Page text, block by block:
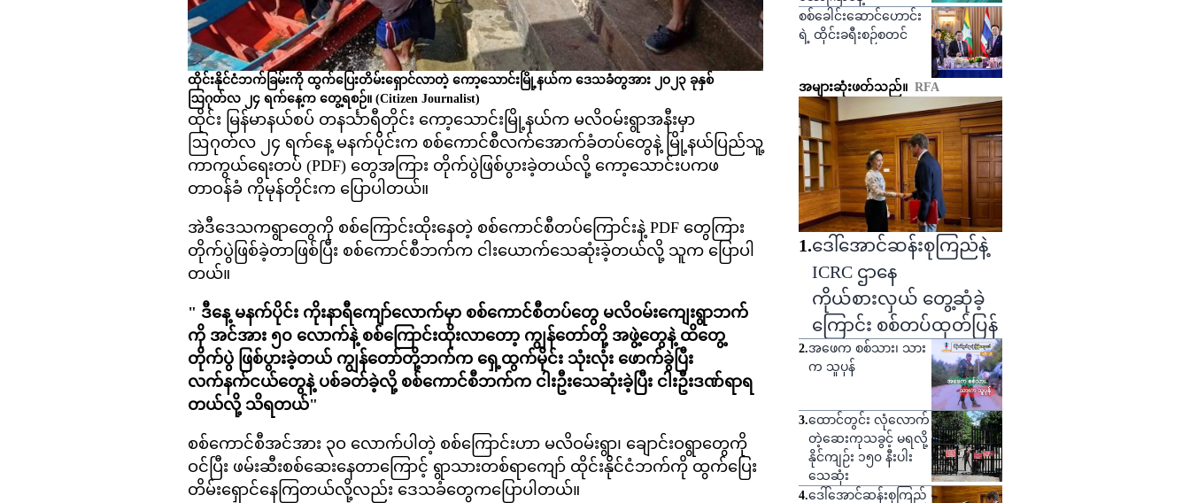
ထိုင်းနိုင်ငံဘက်ခြမ်းကို ထွက်ပြေးတိမ်းရှောင်လာတဲ့ ကော့သောင်းမြို့နယ်က ဒေသခံတွအား ၂၀၂၃ ခုနှစ်
ဩဂုတ်လ ၂၄ ရက်နေ့က တွေ့ရစဉ်။ (Citizen Journalist)
ထိုင်း မြန်မာနယ်စပ် တနင်္သာရီတိုင်း ကော့သောင်းမြို့နယ်က မလိဝမ်းရွာအနီးမှာ
ဩဂုတ်လ ၂၄ ရက်နေ့ မနက်ပိုင်းက စစ်ကောင်စီလက်အောက်ခံတပ်တွေနဲ့ မြို့နယ်ပြည်သူ့
ကာကွယ်ရေးတပ် (PDF) တွေအကြား တိုက်ပွဲဖြစ်ပွားခဲ့တယ်လို့ ကော့သောင်းပကဖ
တာဝန်ခံ ကိုမုန်တိုင်းက ပြောပါတယ်။
အဲဒီဒေသကရွာတွေကို စစ်ကြောင်းထိုးနေတဲ့ စစ်ကောင်စီတပ်ကြောင်းနဲ့ PDF တွေကြား
တိုက်ပွဲဖြစ်ခဲ့တာဖြစ်ပြီး စစ်ကောင်စီဘက်က ငါးယောက်သေဆုံးခဲ့တယ်လို့ သူက ပြောပါ
တယ်။
" ဒီနေ့ မနက်ပိုင်း ကိုးနာရီကျော်လောက်မှာ စစ်ကောင်စီတပ်တွေ မလိဝမ်းကျေးရွာဘက်
ကို အင်အား ၅၀ လောက်နဲ့ စစ်ကြောင်းထိုးလာတော့ ကျွန်တော်တို့ အဖွဲ့တွေနဲ့ ထိတွေ့
တိုက်ပွဲ ဖြစ်ပွားခဲ့တယ် ကျွန်တော်တို့ဘက်က ရှေ့ထွက်မိုင်း သုံးလုံး ဖောက်ခွဲပြီး
လက်နက်ငယ်တွေနဲ့ ပစ်ခတ်ခဲ့လို့ စစ်ကောင်စီဘက်က ငါးဦးသေဆုံးခဲ့ပြီး ငါးဦးဒဏ်ရာရ
တယ်လို့ သိရတယ်"
စစ်ကောင်စီအင်အား ၃ဝ လောက်ပါတဲ့ စစ်ကြောင်းဟာ မလိဝမ်းရွာ၊ ချောင်းဝရွာတွေကို
ဝင်ပြီး ဖမ်းဆီးစစ်ဆေးနေတာကြောင့် ရွာသားတစ်ရာကျော် ထိုင်းနိုင်ငံဘက်ကို ထွက်ပြေး
တိမ်းရှောင်နေကြတယ်လို့လည်း ဒေသခံတွေကပြောပါတယ်။
စစ်ခေါင်းဆောင်ဟောင်း
ရဲ့ ထိုင်းခရီးစဉ်စတင်
အများဆုံးဖတ်သည်။ RFA
1.ဒေါ်အောင်ဆန်းစုကြည်နဲ့
ICRC ဌာနေ
ကိုယ်စားလှယ် တွေ့ဆုံခဲ့
ကြောင်း စစ်တပ်ထုတ်ပြန်
2.အဖေက စစ်သား၊ သား
က သူပုန်
3.ထောင်တွင်း လုံလောက်
တဲ့ဆေးကုသခွင့် မရလို့
နိုင်ကျဉ်း ၁၅၀ နီးပါး
သေဆုံး
4.ဒေါ်အောင်ဆန်းစုကြည်